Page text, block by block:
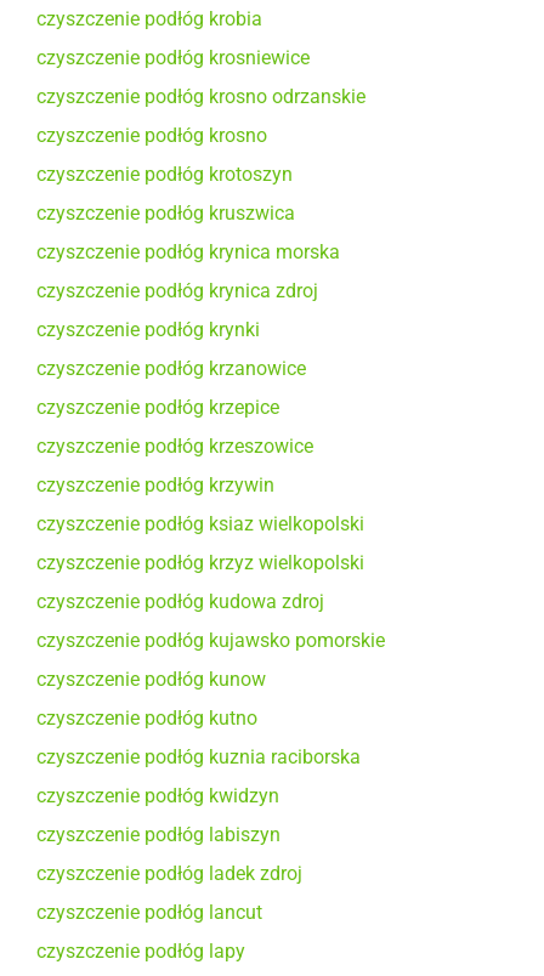
czyszczenie podłóg krobia
czyszczenie podłóg krosniewice
czyszczenie podłóg krosno odrzanskie
czyszczenie podłóg krosno
czyszczenie podłóg krotoszyn
czyszczenie podłóg kruszwica
czyszczenie podłóg krynica morska
czyszczenie podłóg krynica zdroj
czyszczenie podłóg krynki
czyszczenie podłóg krzanowice
czyszczenie podłóg krzepice
czyszczenie podłóg krzeszowice
czyszczenie podłóg krzywin
czyszczenie podłóg ksiaz wielkopolski
czyszczenie podłóg krzyz wielkopolski
czyszczenie podłóg kudowa zdroj
czyszczenie podłóg kujawsko pomorskie
czyszczenie podłóg kunow
czyszczenie podłóg kutno
czyszczenie podłóg kuznia raciborska
czyszczenie podłóg kwidzyn
czyszczenie podłóg labiszyn
czyszczenie podłóg ladek zdroj
czyszczenie podłóg lancut
czyszczenie podłóg lapy